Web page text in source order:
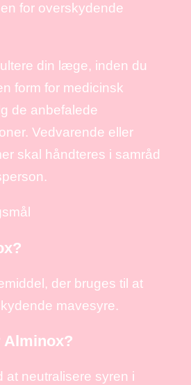
for overskydende
din læge, inden du
form for medicinsk
de anbefalede
Vedvarende eller
skal håndteres i samråd
der bruges til at
mavesyre.
Alminox?
at neutralisere syren i